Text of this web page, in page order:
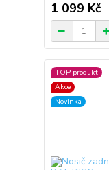
1 099 Kč
TOP produkt
Akce
Novinka